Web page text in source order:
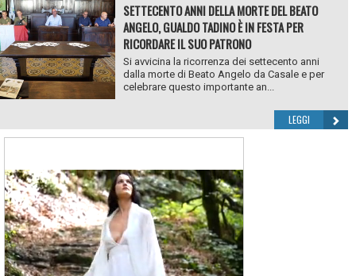
SETTECENTO ANNI DELLA MORTE DEL BEATO
ANGELO, GUALDO TADINO È IN FESTA PER
RICORDARE IL SUO PATRONO
Si avvicina la ricorrenza dei settecento anni
dalla morte di Beato Angelo da Casale e per
celebrare questo importante an...
LEGGI